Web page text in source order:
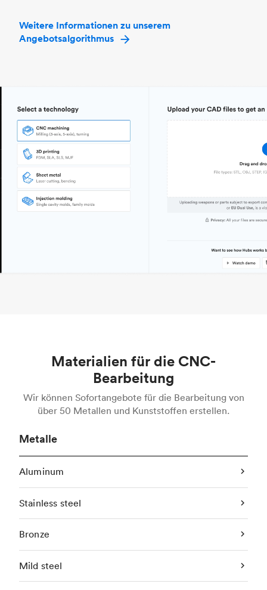
Weitere Informationen zu unserem
Angebotsalgorithmus
Materialien für die CNC-
Bearbeitung
Wir können Sofortangebote für die Bearbeitung von
über 50 Metallen und Kunststoffen erstellen.
Metalle
Aluminum
Stainless steel
Bronze
Mild steel